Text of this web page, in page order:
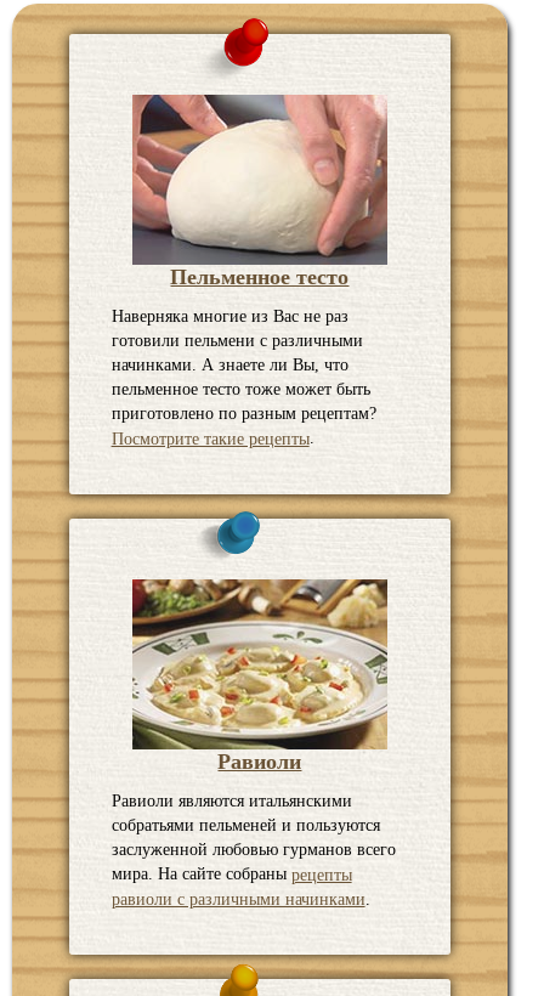
Пельменное тесто
Наверняка многие из Вас не раз
готовили пельмени с различными
начинками. А знаете ли Вы, что
пельменное тесто тоже может быть
приготовлено по разным рецептам?
Посмотрите такие рецепты.
Равиоли
Равиоли являются итальянскими
собратьями пельменей и пользуются
заслуженной любовью гурманов всего
мира. На сайте собраны рецепты
равиоли с различными начинками